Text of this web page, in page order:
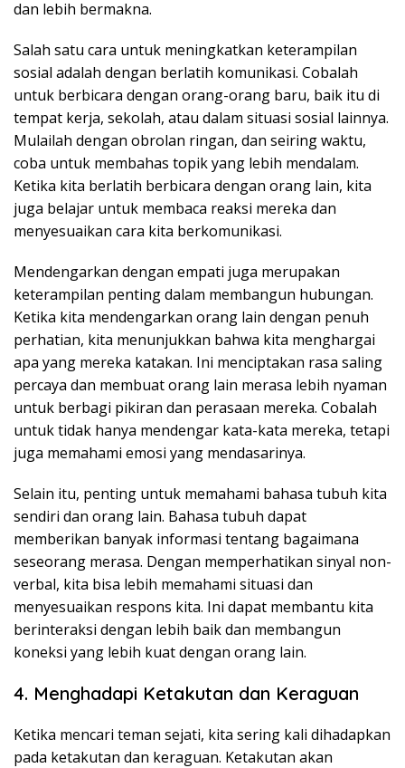
dan lebih bermakna.
Salah satu cara untuk meningkatkan keterampilan
sosial adalah dengan berlatih komunikasi. Cobalah
untuk berbicara dengan orang-orang baru, baik itu di
tempat kerja, sekolah, atau dalam situasi sosial lainnya.
Mulailah dengan obrolan ringan, dan seiring waktu,
coba untuk membahas topik yang lebih mendalam.
Ketika kita berlatih berbicara dengan orang lain, kita
juga belajar untuk membaca reaksi mereka dan
menyesuaikan cara kita berkomunikasi.
Mendengarkan dengan empati juga merupakan
keterampilan penting dalam membangun hubungan.
Ketika kita mendengarkan orang lain dengan penuh
perhatian, kita menunjukkan bahwa kita menghargai
apa yang mereka katakan. Ini menciptakan rasa saling
percaya dan membuat orang lain merasa lebih nyaman
untuk berbagi pikiran dan perasaan mereka. Cobalah
untuk tidak hanya mendengar kata-kata mereka, tetapi
juga memahami emosi yang mendasarinya.
Selain itu, penting untuk memahami bahasa tubuh kita
sendiri dan orang lain. Bahasa tubuh dapat
memberikan banyak informasi tentang bagaimana
seseorang merasa. Dengan memperhatikan sinyal non-
verbal, kita bisa lebih memahami situasi dan
menyesuaikan respons kita. Ini dapat membantu kita
berinteraksi dengan lebih baik dan membangun
koneksi yang lebih kuat dengan orang lain.
4. Menghadapi Ketakutan dan Keraguan
Ketika mencari teman sejati, kita sering kali dihadapkan
pada ketakutan dan keraguan. Ketakutan akan